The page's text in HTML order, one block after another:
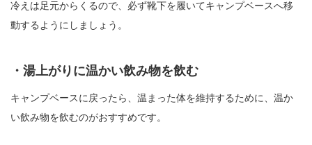
冷えは足元からくるので、必ず靴下を履いてキャンプベースへ移
動するようにしましょう。
・湯上がりに温かい飲み物を飲む
キャンプベースに戻ったら、温まった体を維持するために、温か
い飲み物を飲むのがおすすめです。